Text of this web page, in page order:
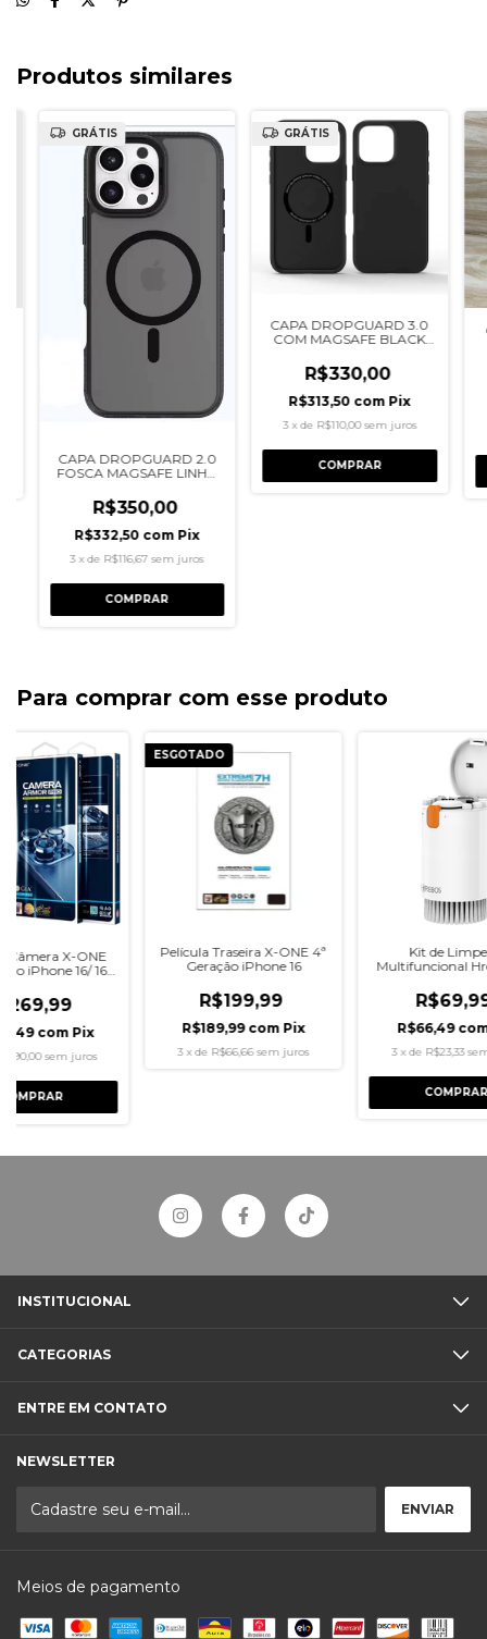
Produtos similares
GRÁTIS
CAPA DROPGUARD 2.0
FOSCA MAGSAFE LINHA
R$350,00
R$332,50 com Pix
3 xde R$116,67 sem juros
COMPRAR
GRÁTIS
CAPA DROPGUARD 3.0
COM MAGSAFE BLACK
R$330,00
R$313,50 com Pix
3 xde R$110,00 sem juros
COMPRAR
Para comprar com esse produto
Câmera X-ONE
iPhone 16/ 16
com Pix
sem juros
ESGOTADO
Película Traseira X-ONE 4ª
Geração iPhone 16
R$199,99
R$189,99 com Pix
3 xde R$66,66 sem juros
Kit de
Multifuncional
R$66,49
3 xde R$23,33
INSTITUCIONAL
CATEGORIAS
ENTRE EM CONTATO
NEWSLETTER
Meios de pagamento